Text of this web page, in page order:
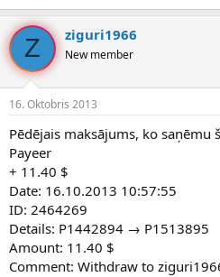
Z ziguri1966
New member
16. Oktobris 2013
Pēdējais maksājums, ko saņēmu
Payeer
+ 11.40 $
Date: 16.10.2013 10:57:55
ID: 2464269
Details: P1442894 → P1513895
Amount: 11.40 $
Comment: Withdraw to